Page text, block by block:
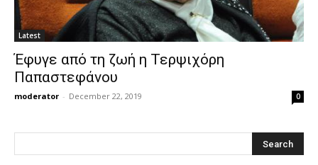
Latest
Έφυγε από τη ζωή η Τερψιχόρη
Παπαστεφάνου
moderator - December 22, 2019 0